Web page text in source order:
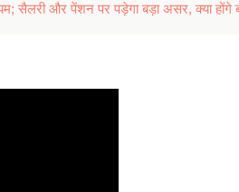
सैलरी और पेंशन पर पड़ेगा बड़ा असर, क्या होंगे